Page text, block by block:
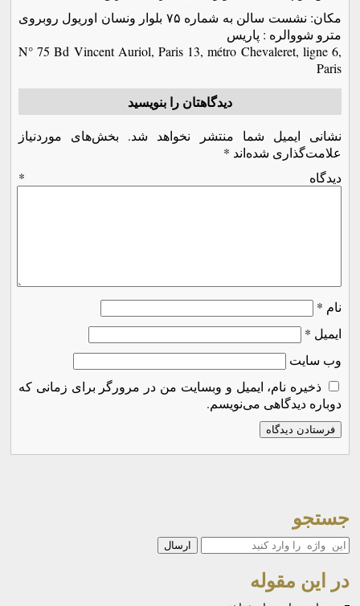
مکان: نشست سالن به شماره ۷۵ بلوار ونسان اوريول روبروی
مترو شووالره : پاريس
N° 75 Bd Vincent Auriol, Paris 13, métro Chevaleret, ligne 6,
Paris
دیدگاهتان را بنویسید
نشانی ایمیل شما منتشر نخواهد شد.
بخش‌های موردنیاز
علامت‌گذاری شده‌اند *
دیدگاه *
نام *
ایمیل *
وب‌ سایت
ذخیره نام، ایمیل و وبسایت من در مرورگر برای زمانی که
دوباره دیدگاهی می‌نویسم.
جستجو
جستجو
در این مقوله